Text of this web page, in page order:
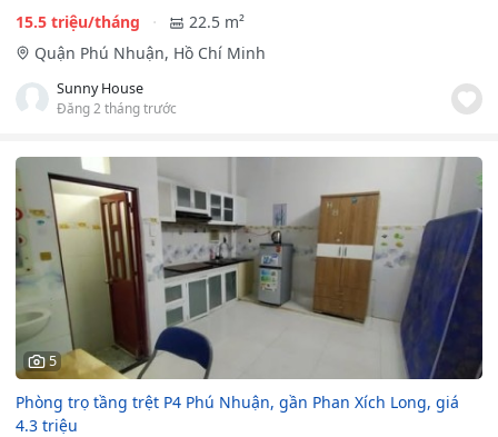
15.5 triệu/tháng
22.5 m²
Quận Phú Nhuận, Hồ Chí Minh
Sunny House
Đăng 2 tháng trước
5
Phòng trọ tầng trệt P4 Phú Nhuận, gần Phan Xích Long, giá
4.3 triệu